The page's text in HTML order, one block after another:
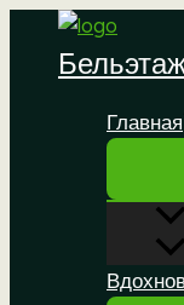
Перейти
Главная